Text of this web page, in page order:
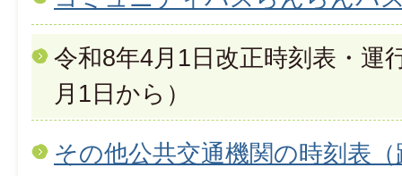
令和8年4月1日改正時刻表・運
月1日から）
その他公共交通機関の時刻表